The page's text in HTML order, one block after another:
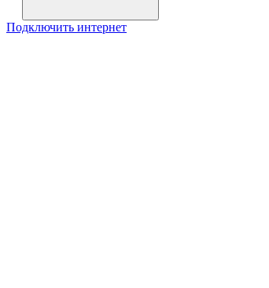
Подключить интернет